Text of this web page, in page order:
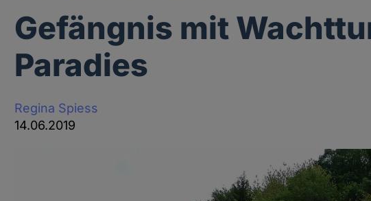
Gefängnis mit
Paradies
Regina Spiess
14.06.2019